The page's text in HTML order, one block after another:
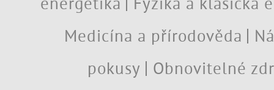
Medicína a přírodověda
pokusy
Obnovitelné